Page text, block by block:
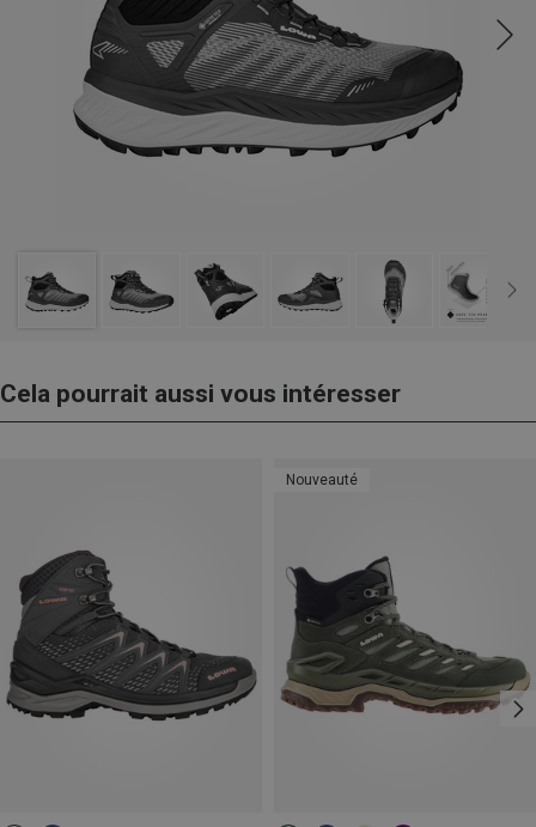
Cela pourrait aussi vous intéresser
Nouveauté